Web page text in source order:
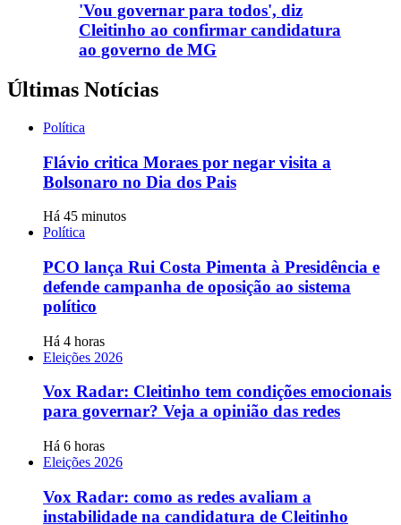
'Vou governar para todos', diz
Cleitinho ao confirmar candidatura
ao governo de MG
Últimas Notícias
Política
Flávio critica Moraes por negar visita a
Bolsonaro no Dia dos Pais
Há 45 minutos
Política
PCO lança Rui Costa Pimenta à Presidência e
defende campanha de oposição ao sistema
político
Há 4 horas
Eleições 2026
Vox Radar: Cleitinho tem condições emocionais
para governar? Veja a opinião das redes
Há 6 horas
Eleições 2026
Vox Radar: como as redes avaliam a
instabilidade na candidatura de Cleitinho